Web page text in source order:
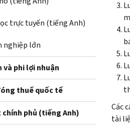
trực tuyến (tiếng Anh)
nghiệp lớn
và phi lợi nhuận
thuế quốc tế
chính phủ (tiếng Anh)
Các
tài